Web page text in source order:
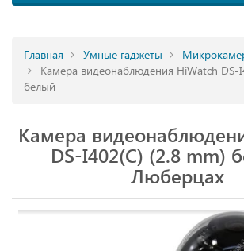
Главная Умные гаджеты
Камера видеонаблюдения HiWatch DS-
белый
Камера
DS-I402(C) (2.8 mm)
Люберцах